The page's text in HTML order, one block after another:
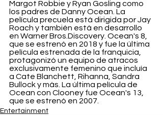
Margot Robbie y Ryan Gosling como
los padres de Danny Ocean. La
película precuela está dirigida por Jay
Roach y también está en desarrollo
en Warner Bros.Discovery. Ocean's 8,
que se estrenó en 2018 y fue la última
película estrenada de la franquicia,
protagonizó un equipo de atracos
exclusivamente femenino que incluía
a Cate Blanchett, Rihanna, Sandra
Bullock y más. La última película de
Ocean con Clooney fue Ocean's 13,
que se estrenó en 2007.
Entertainment